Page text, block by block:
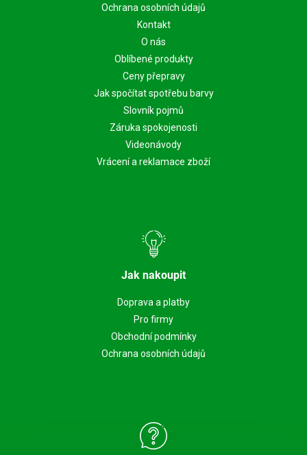
Ochrana osobních údajů
Kontakt
O nás
Oblíbené produkty
Ceny přepravy
Jak spočítat spotřebu barvy
Slovník pojmů
Záruka spokojenosti
Videonávody
Vrácení a reklamace zboží
Jak nakoupit
Doprava a platby
Pro firmy
Obchodní podmínky
Ochrana osobních údajů